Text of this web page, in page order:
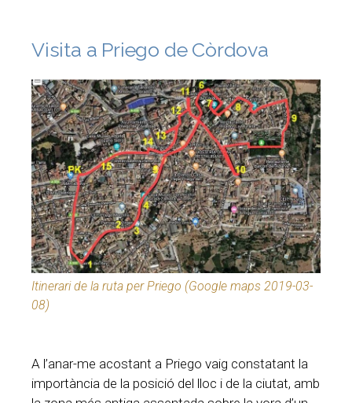
Visita a Priego de Còrdova
Itinerari de la ruta per Priego (Google maps 2019-03-
08)
A l’anar-me acostant a Priego vaig constatant la
importància de la posició del lloc i de la ciutat, amb